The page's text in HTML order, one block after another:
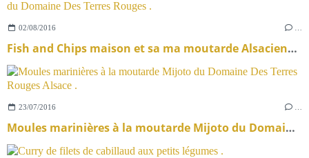
02/08/2016
Fish and Chips maison et sa ma moutarde Alsacienne au Mojito du Domaine Des Terres Rouges .
23/07/2016
Moules marinières à la moutarde Mijoto du Domaine Des Terres Rouges Alsace .